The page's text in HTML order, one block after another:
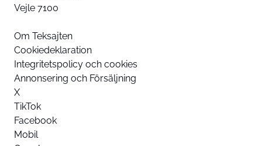
Vejle 7100
Om Teksajten
Cookiedeklaration
Integritetspolicy och cookies
Annonsering och Försäljning
X
TikTok
Facebook
Mobil